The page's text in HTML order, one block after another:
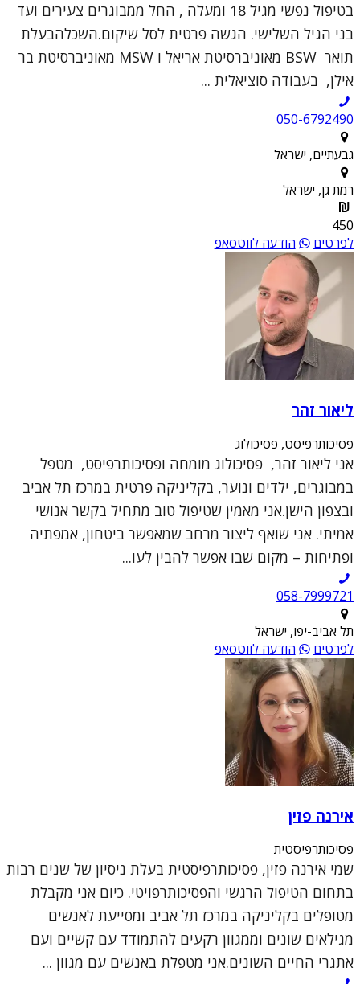
בטיפול נפשי מגיל 18 ומעלה , החל ממבוגרים צעירים ועד
בני הגיל השלישי. הגשה פרטית לסל שיקום.השכלהבעלת
תואר BSW מאוניברסיטת אריאל ו MSW מאוניברסיטת בר
אילן, בעבודה סוציאלית ...
050-6792490
גבעתיים, ישראל
רמת גן, ישראל
450
לפרטים
הודעה לווטסאפ
ליאור זהר
פסיכותרפיסט, פסיכולוג
אני ליאור זהר, פסיכולוג מומחה ופסיכותרפיסט, מטפל
במבוגרים, ילדים ונוער, בקליניקה פרטית במרכז תל אביב
ובצפון הישן.אני מאמין שטיפול טוב מתחיל בקשר אנושי
אמיתי. אני שואף ליצור מרחב שמאפשר ביטחון, אמפתיה
ופתיחות – מקום שבו אפשר להבין לעו...
תל אביב-יפו, ישראל
לפרטים
הודעה לווטסאפ
אירנה פזין
פסיכותרפיסטית
שמי אירנה פזין, פסיכותרפיסטית בעלת ניסיון של שנים רבות
בתחום הטיפול הרגשי והפסיכותרפויטי. כיום אני מקבלת
מטופלים בקליניקה במרכז תל אביב ומסייעת לאנשים
מגילאים שונים וממגוון רקעים להתמודד עם קשיים ועם
אתגרי החיים השונים.אני מטפלת באנשים עם מגוון ...